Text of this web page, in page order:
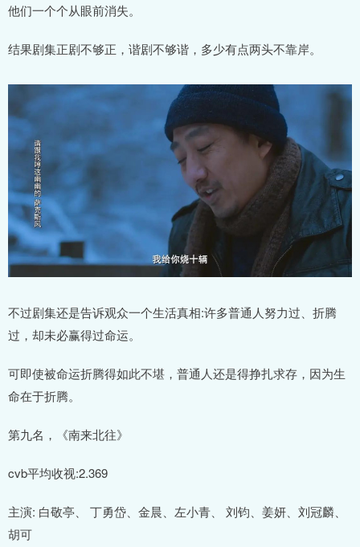
他们一个个从眼前消失。
结果剧集正剧不够正，谐剧不够谐，多少有点两头不靠岸。
不过剧集还是告诉观众一个生活真相:许多普通人努力过、折腾
过，却未必赢得过命运。
可即使被命运折腾得如此不堪，普通人还是得挣扎求存，因为生
命在于折腾。
第九名，《南来北往》
cvb平均收视:2.369
主演: 白敬亭、 丁勇岱、金晨、左小青、 刘钧、姜妍、刘冠麟、
胡可